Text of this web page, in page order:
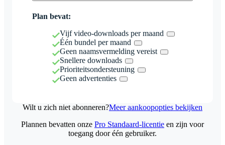
Plan bevat:
Vijf video-downloads per maand
Één bundel per maand
Geen naamsvermelding vereist
Snellere downloads
Prioriteitsondersteuning
Geen advertenties
Wilt u zich niet abonneren?Meer aankoopopties bekijken
Plannen bevatten onze Pro Standaard-licentie en zijn voor
toegang door één gebruiker.